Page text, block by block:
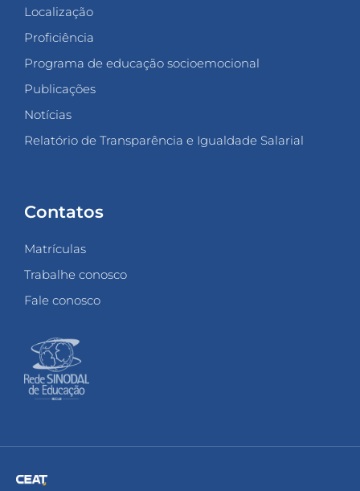
Localização
Proficiência
Programa de educação socioemocional
Publicações
Notícias
Relatório de Transparência e Igualdade Salarial
Contatos
Matrículas
Trabalhe conosco
Fale conosco